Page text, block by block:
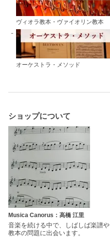
ヴィオラ教本・ヴァイオリン教本
オーケストラ・メソッド
ショップについて
Musica Canorus：高橋 江里
音楽を続ける中で、しばしば楽譜や
教本の問題に出会います。